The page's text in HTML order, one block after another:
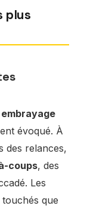
plus
évoqué. À
des relances,
coups, des
Les
touchés que